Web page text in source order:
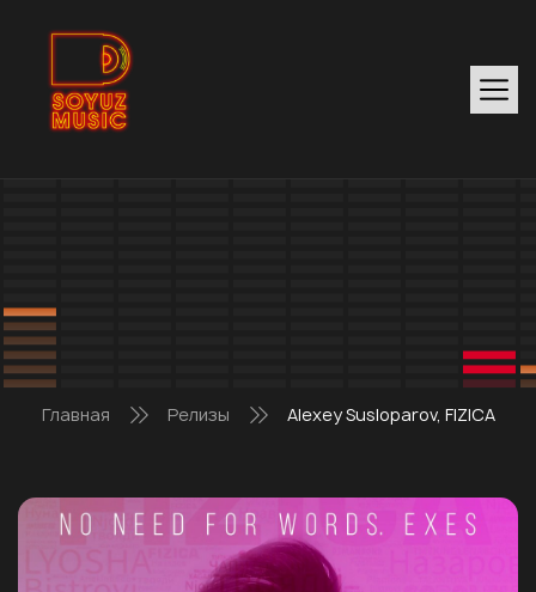
Главная Релизы Alexey Susloparov, FIZICA